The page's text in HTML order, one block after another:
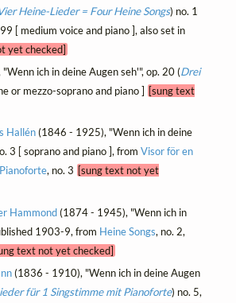
Heine-Lieder = Four Heine Songs) no. 1
[ medium voice and piano ], also set in
yet checked]
"Wenn ich in deine Augen seh'", op. 20 (Drei
or mezzo-soprano and piano ] [sung text
Hallén(1846 - 1925), "Wenn ich in deine
3 [ soprano and piano ], from Visor för en
, no. 3 [sung text not yet
Hammond(1874 - 1945), "Wenn ich in
1903-9, from Heine Songs, no. 2,
text not yet checked]
(1836 - 1910), "Wenn ich in deine Augen
für 1 Singstimme mit Pianoforte) no. 5,